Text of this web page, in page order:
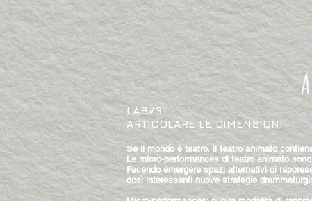
LAB#3
ARTICOLARE LE DIMENSIONI
Se il mondo è teatro, il teatro animato
Le micro-performances di teatro animato
Facendo emergere spazi alternativi di
così interessanti nuove strategie